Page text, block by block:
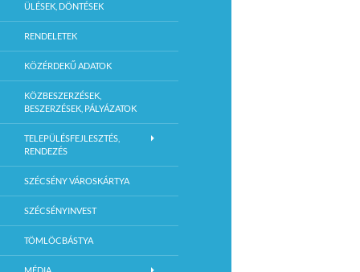
ÜLÉSEK, DÖNTÉSEK
RENDELETEK
KÖZÉRDEKŰ ADATOK
KÖZBESZERZÉSEK,
BESZERZÉSEK, PÁLYÁZATOK
TELEPÜLÉSFEJLESZTÉS,
RENDEZÉS
SZÉCSÉNY VÁROSKÁRTYA
SZÉCSÉNYINVEST
TÖMLÖCBÁSTYA